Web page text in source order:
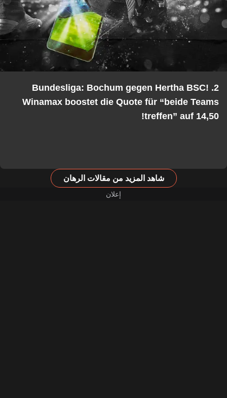
2. Bundesliga: Bochum gegen Hertha BSC!
Winamax boostet die Quote für “beide Teams
treffen” auf 14,50!
شاهد المزيد من مقالات الرهان